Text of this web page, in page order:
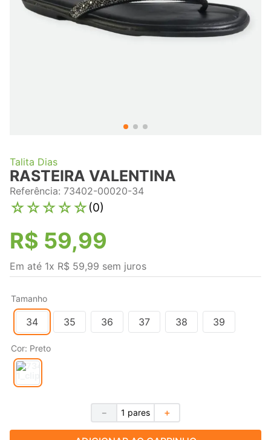
Talita Dias
RASTEIRA VALENTINA
Referência: 73402-00020-34
☆☆☆☆☆(0)
R$ 59,99
Em até 1x R$ 59,99 sem juros
Tamanho
34 35 36 37 38 39
Cor: Preto
＋
－